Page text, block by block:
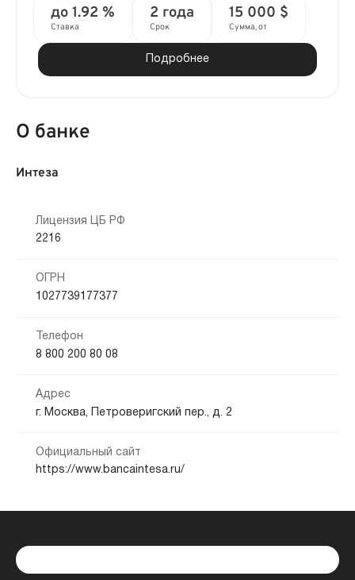
до 1.92 %
Ставка
2 года
Срок
15 000 $
Сумма, от
Подробнее
О банке
Интеза
Лицензия ЦБ РФ
2216
ОГРН
1027739177377
Телефон
8 800 200 80 08
Адрес
г. Москва, Петроверигский пер., д. 2
Официальный сайт
https://www.bancaintesa.ru/